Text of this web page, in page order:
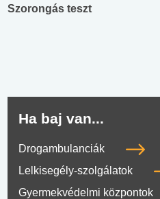
Szorongás teszt
Ha baj van...
Drogambulanciák
Lelkisegély-szolgálatok
Gyermekvédelmi központok